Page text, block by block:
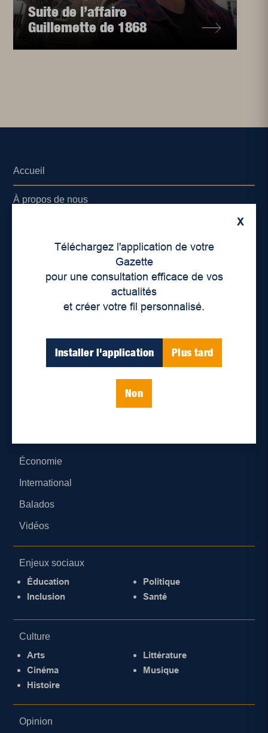
Suite de l’affaire
Guillemette de 1868
X
Téléchargez l'application de votre
Gazette
pour une consultation efficace de vos
actualités
et créer votre fil personnalisé.
Installer l'application Plus tard
Non
Accueil
À propos de nous
Lieux de distribution
Économie
International
Balados
Vidéos
Enjeux sociaux
Éducation
Inclusion
Politique
Santé
Culture
Arts
Cinéma
Histoire
Littérature
Musique
Opinion